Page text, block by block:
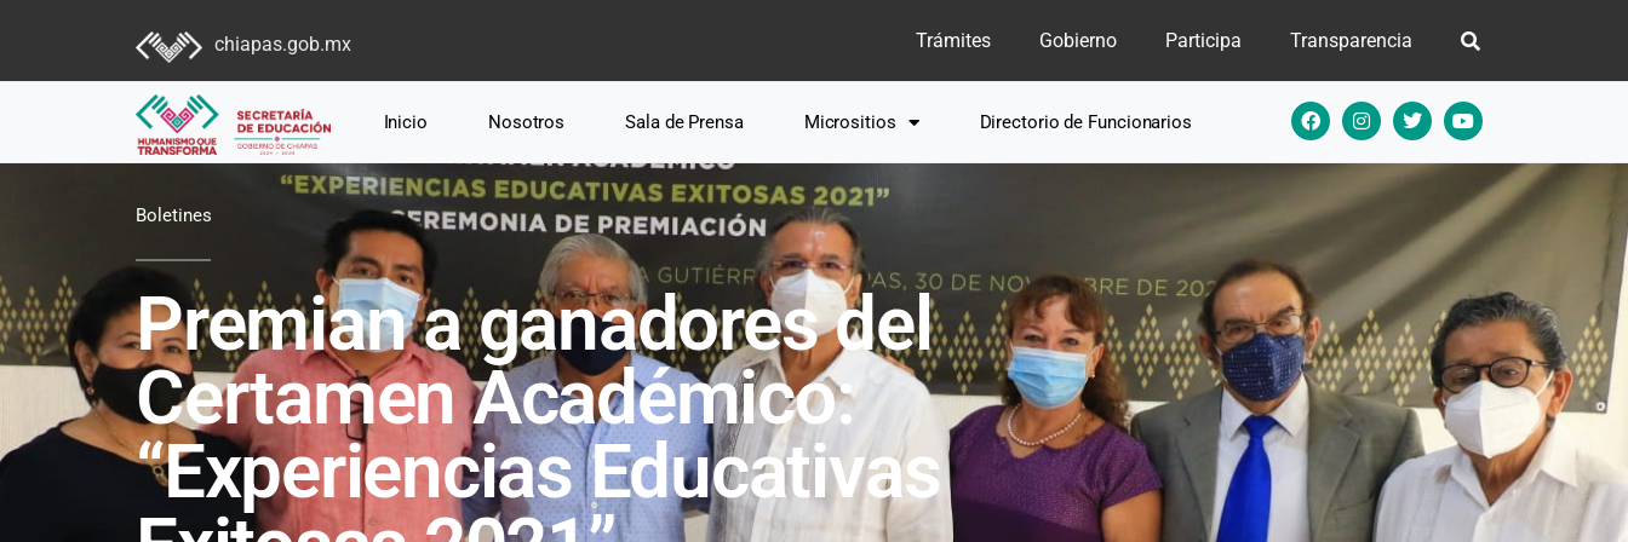
chiapas.gob.mx Trámites Gobierno Participa Transparencia
Inicio Nosotros Sala de Prensa Micrositios Directorio de Funcionarios
Boletines
Premian a ganadores del
Certamen Académico:
“Experiencias Educativas